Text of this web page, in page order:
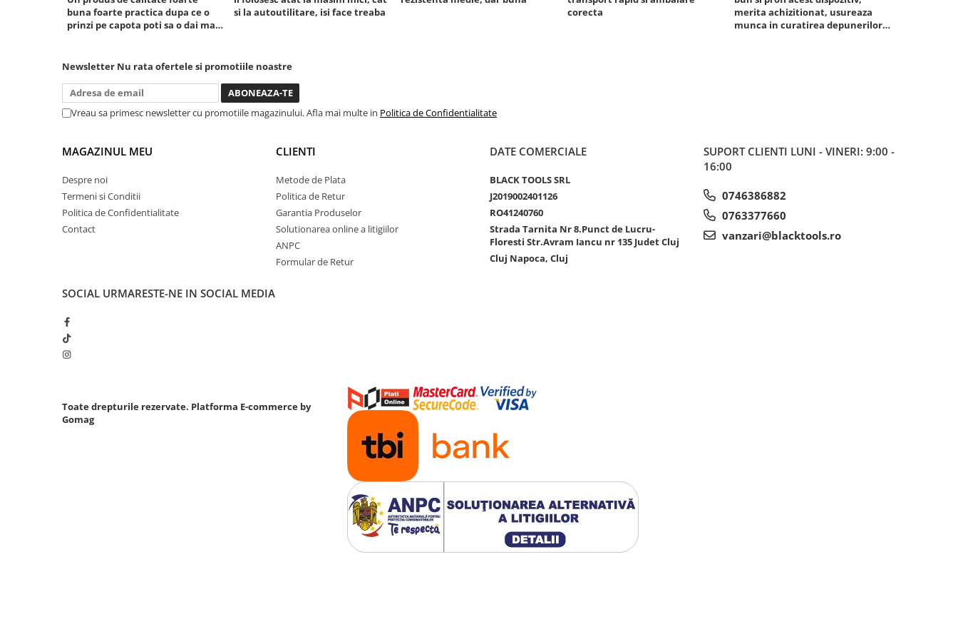
Chei cu clichet
Furtune Aer Comprimat
Masini de gaurit si taiat
Pistoale de vopsit
Polizoare biax
Slefuitoare Pneumatice
Scule speciale
Diagnoza si masurari
Sistem directie
Sistem franare
Sistem Vibro-Power
Sisteme de ridicare si sustinere
Surubelnite Si Biti
buna foarte practica dupa ce o
prinzi pe capota poti sa o dai mai
baterie care tine destul de mult
dar daca o bagi la priza nu mai ai
treaba toata ziua ,ce...
si la autoutilitare, isi face treaba
corecta
merita achizitionat, usureaza
munca in curatirea depunerilor
Newsletter Nu rata ofertele si promotiile noastre
Vreau sa primesc newsletter cu promotiile magazinului. Afla mai multe in Politica de Confidentialitate
MAGAZINUL MEU
Despre noi
Termeni si Conditii
Politica de Confidentialitate
Contact
CLIENTI
Metode de Plata
Politica de Retur
Garantia Produselor
Solutionarea online a litigiilor
ANPC
Formular de Retur
DATE COMERCIALE
BLACK TOOLS SRL
J2019002401126
RO41240760
Strada Tarnita Nr 8.Punct de Lucru-
Floresti Str.Avram Iancu nr 135 Judet Cluj
Cluj Napoca, Cluj
SUPORT CLIENTI LUNI - VINERI: 9:00 -
16:00
0746386882
0763377660
vanzari@blacktools.ro
SOCIAL URMARESTE-NE IN SOCIAL MEDIA
Toate drepturile rezervate. Platforma E-commerce by
Gomag